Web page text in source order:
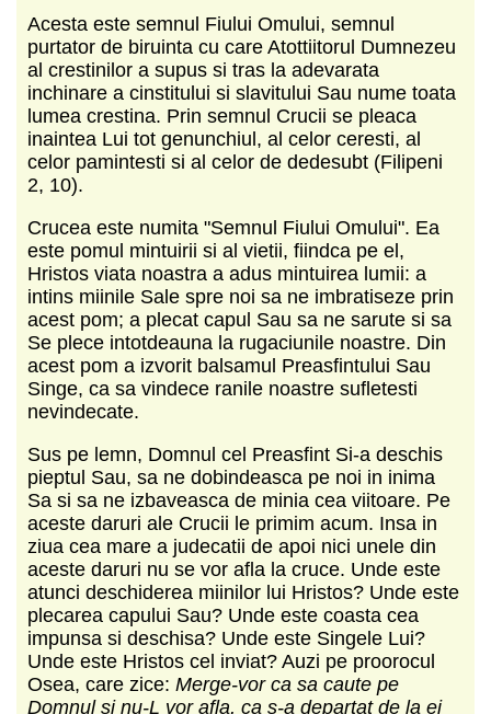
Acesta este semnul Fiului Omului, semnul
purtator de biruinta cu care Atottiitorul Dumnezeu
al crestinilor a supus si tras la adevarata
inchinare a cinstitului si slavitului Sau nume toata
lumea crestina. Prin semnul Crucii se pleaca
inaintea Lui tot genunchiul, al celor ceresti, al
celor pamintesti si al celor de dedesubt (Filipeni
2, 10).
Crucea este numita "Semnul Fiului Omului". Ea
este pomul mintuirii si al vietii, fiindca pe el,
Hristos viata noastra a adus mintuirea lumii: a
intins miinile Sale spre noi sa ne imbratiseze prin
acest pom; a plecat capul Sau sa ne sarute si sa
Se plece intotdeauna la rugaciunile noastre. Din
acest pom a izvorit balsamul Preasfintului Sau
Singe, ca sa vindece ranile noastre sufletesti
nevindecate.
Sus pe lemn, Domnul cel Preasfint Si-a deschis
pieptul Sau, sa ne dobindeasca pe noi in inima
Sa si sa ne izbaveasca de minia cea viitoare. Pe
aceste daruri ale Crucii le primim acum. Insa in
ziua cea mare a judecatii de apoi nici unele din
aceste daruri nu se vor afla la cruce. Unde este
atunci deschiderea miinilor lui Hristos? Unde este
plecarea capului Sau? Unde este coasta cea
impunsa si deschisa? Unde este Singele Lui?
Unde este Hristos cel inviat? Auzi pe proorocul
Osea, care zice: Merge-vor ca sa caute pe
Domnul si nu-L vor afla, ca s-a departat de la ei